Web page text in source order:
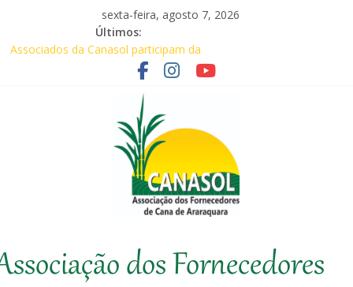
sexta-feira, agosto 7, 2026
Últimos:
Associados da Canasol participam da
Baile Junino (2026) – Canasol
CANASOL promove palestra sobre
prevenção de incêndios em canaviais e
Em audiência com Secretário da
Agricultura, Feplana e Canasol mostram a
difícil situação do fornecedor de cana
Canasol marca presença na 1ª Edição do
Canasol
Associação
dos Fornecedores